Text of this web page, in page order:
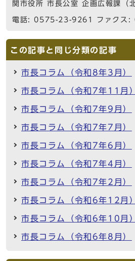
関市役所 市長公室 企画広報課（
電話: 0575-23-9261 ファクス
この記事と同じ分類の記事
市長コラム（令和8年3月）
市長コラム（令和7年11月）
市長コラム（令和7年9月）
市長コラム（令和7年7月）
市長コラム（令和7年6月）
市長コラム（令和7年4月）
市長コラム（令和7年2月）
市長コラム（令和6年12月）
市長コラム（令和6年10月）
市長コラム（令和6年8月）